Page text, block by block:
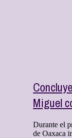
Miguel
Durante el
de Oaxaca